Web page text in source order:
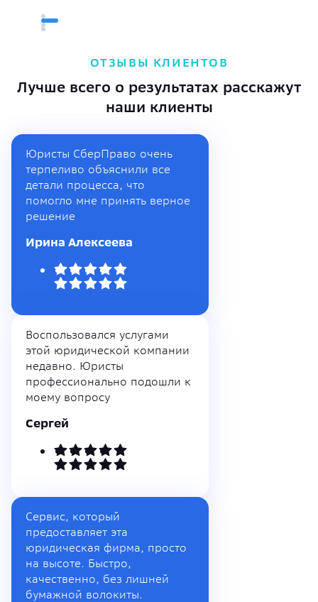
ОТЗЫВЫ КЛИЕНТОВ
Лучше всего о результатах расскажут
наши клиенты
Юристы СберПраво очень
терпеливо объяснили все
детали процесса, что
помогло мне принять верное
решение
Ирина Алексеева
Воспользовался услугами
этой юридической компании
недавно. Юристы
профессионально подошли к
моему вопросу
Сергей
Сервис, который
предоставляет эта
юридическая фирма, просто
на высоте. Быстро,
качественно, без лишней
бумажной волокиты.